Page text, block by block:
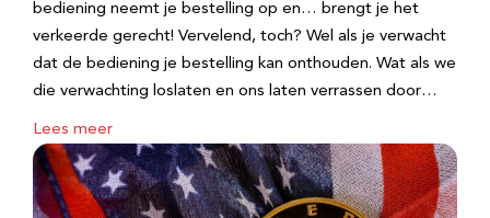
bediening neemt je bestelling op en… brengt je het
verkeerde gerecht! Vervelend, toch? Wel als je verwacht
dat de bediening je bestelling kan onthouden. Wat als we
die verwachting loslaten en ons laten verrassen door…
Lees meer